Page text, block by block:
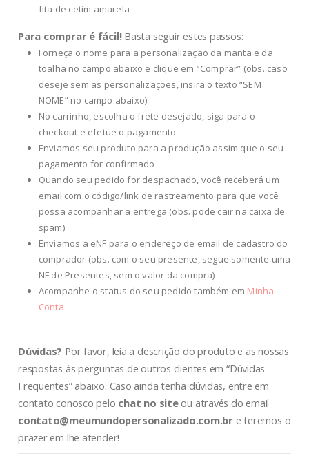
fita de cetim amarela
Para comprar é fácil!Basta seguir estes passos:
Forneça o nome para a personalização da manta e da
toalha no campo abaixo e clique em “Comprar” (obs. caso
deseje sem as personalizações, insira o texto “SEM
NOME” no campo abaixo)
No carrinho, escolha o frete desejado, siga para o
checkout e efetue o pagamento
Enviamos seu produto para a produção assim que o seu
pagamento for confirmado
Quando seu pedido for despachado, você receberá um
email com o código/link de rastreamento para que você
possa acompanhar a entrega (obs. pode cair na caixa de
spam)
Enviamos a eNF para o endereço de email de cadastro do
comprador (obs. com o seu presente, segue somente uma
NF de Presentes, sem o valor da compra)
Acompanhe o status do seu pedido também em Minha
Conta
Dúvidas? Por favor, leia a descrição do produto e as nossas
respostas às perguntas de outros clientes em “Dúvidas
Frequentes” abaixo. Caso ainda tenha dúvidas, entre em
contato conosco pelo chat no siteou através do email
contato@meumundopersonalizado.com.bre teremos o
prazer em lhe atender!